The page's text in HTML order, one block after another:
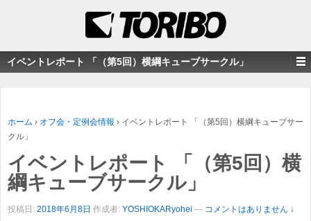
イベントレポート 「（第5回）横綱キューブサークル」
ホーム › オフ会・定例会情報 › イベントレポート 「（第5回）横綱キューブサー
クル」
イベントレポート 「（第5回）横
綱キューブサークル」
投稿日: 2018年6月8日 作成者: YOSHIOKARyohei — コメントはありません ↓